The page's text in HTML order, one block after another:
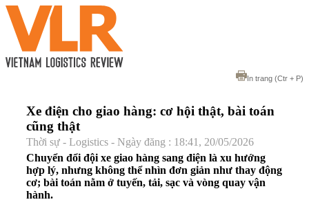
In trang (Ctr + P)
Xe điện cho giao hàng: cơ hội thật, bài toán
cũng thật
Thời sự - Logistics - Ngày đăng : 18:41, 20/05/2026
Chuyển đổi đội xe giao hàng sang điện là xu hướng
hợp lý, nhưng không thể nhìn đơn giản như thay động
cơ; bài toán nằm ở tuyến, tải, sạc và vòng quay vận
hành.